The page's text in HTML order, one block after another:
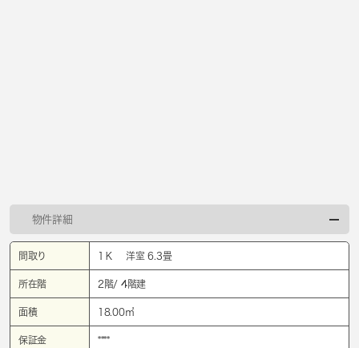
物件詳細
間取り 1Ｋ 洋室 6.3畳
所在階 2階/ 4階建
面積 18.00㎡
保証金 ****